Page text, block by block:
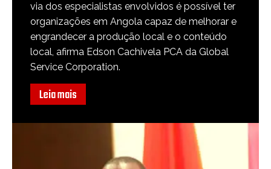
via dos especialistas envolvidos é possível ter
organizações em Angola capaz de melhorar e
engrandecer a produção local e o conteúdo
local, afirma Edson Cachivela PCA da Global
Service Corporation.
Leia mais